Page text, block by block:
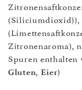
(Siliciumdioxid)),
Zitronenaroma),
Spuren enthalten
Gluten, Eier)